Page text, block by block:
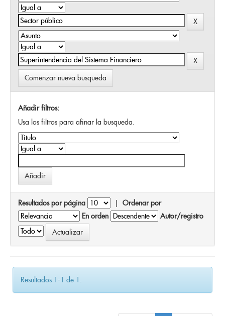
Comenzar nueva busqueda
Añadir filtros:
Usa los filtros para afinar la busqueda.
Resultados por página | Ordenar por
En orden
Autor/registro
Resultados 1-1 de 1.